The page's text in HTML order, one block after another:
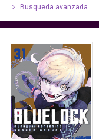
Busqueda avanzada